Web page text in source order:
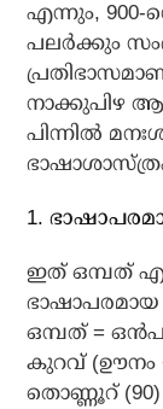
എന്നും,
പലര്‍ക്കും
നാക്കുപിഴ
പിന്നില്‍
1.
ഇത് ഒമ്പത്
ഒമ്പത് =
കുറവ് (ഊനം
തൊണ്ണൂറ്